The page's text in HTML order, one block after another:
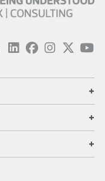
+
+
+